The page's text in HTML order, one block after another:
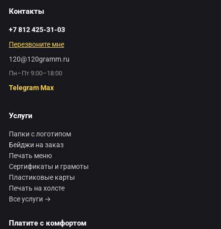
Контакты
+7 812 425-31-03
Перезвоните мне
120@120gramm.ru
Пн–Пт 9:00–18:00
TelegramMax
Услуги
Папки с логотипом
Бейджи на заказ
Печать меню
Сертификаты и грамоты
Пластиковые карты
Печать на холсте
Все услуги →
Платите с комфортом